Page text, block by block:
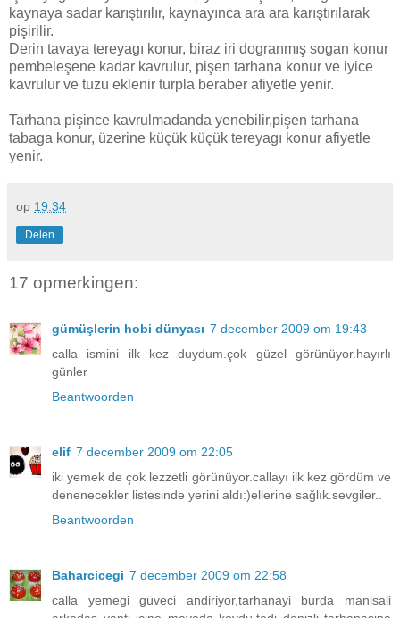
kaynaya sadar karıştırılır, kaynayınca ara ara karıştırılarak
pişirilir.
Derin tavaya tereyagı konur, biraz iri dogranmış sogan konur
pembeleşene kadar kavrulur, pişen tarhana konur ve iyice
kavrulur ve tuzu eklenir turpla beraber afiyetle yenir.
Tarhana pişince kavrulmadanda yenebilir,pişen tarhana
tabaga konur, üzerine küçük küçük tereyagı konur afiyetle
yenir.
op 19:34
Delen
17 opmerkingen:
gümüşlerin hobi dünyası 7 december 2009 om 19:43
calla ismini ilk kez duydum.çok güzel görünüyor.hayırlı
günler
Beantwoorden
elif 7 december 2009 om 22:05
iki yemek de çok lezzetli görünüyor.callayı ilk kez gördüm ve
denenecekler listesinde yerini aldı:)ellerine sağlık.sevgiler..
Beantwoorden
Baharcicegi 7 december 2009 om 22:58
calla yemegi güveci andiriyor,tarhanayi burda manisali